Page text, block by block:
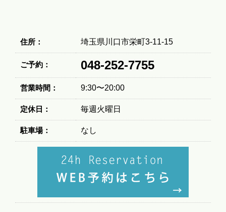
住所： 埼玉県川口市栄町3-11-15
ご予約： 048-252-7755
営業時間： 9:30〜20:00
定休日： 毎週火曜日
駐車場： なし